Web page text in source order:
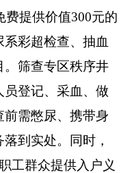
费提供价值300元的
彩超检查、抽血
筛查专区秩序井
登记、采血、做
需憋尿、携带身
到实处。同时，
工群众提供入户义